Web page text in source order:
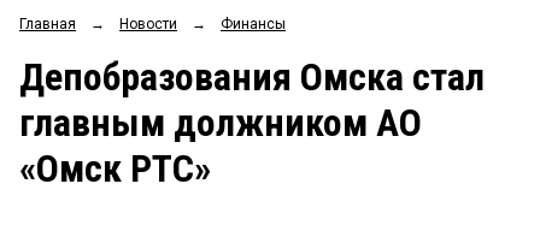
ОБЩЕСТВО
ЗАКОН
НОВОСТИ КОМПАНИЙ
Рейтинги
Блоги
Главная → Новости → Финансы
Депобразования Омска стал
главным должником АО
«Омск РТС»